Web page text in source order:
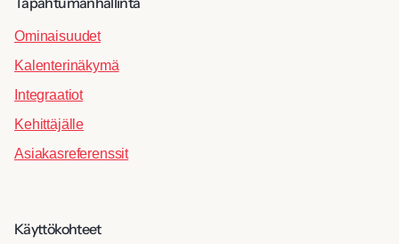
Ominaisuudet
Kalenterinäkymä
Integraatiot
Kehittäjälle
Asiakasreferenssit
Käyttökohteet